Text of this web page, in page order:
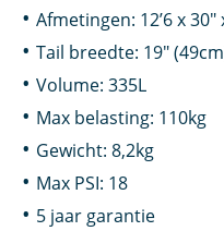
Afmetingen: 12’6 x
Tail breedte: 19″
Volume: 335L
Max belasting: 110kg
Gewicht: 8,2kg
Max PSI: 18
5 jaar garantie